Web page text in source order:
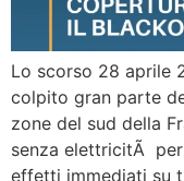
Lo scorso 28 aprile
colpito gran parte
zone del sud della
senza elettricitÃ
effetti immediati su